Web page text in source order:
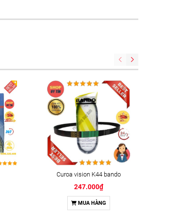
Curoa vision K44 bando
247.000₫
MUA HÀNG